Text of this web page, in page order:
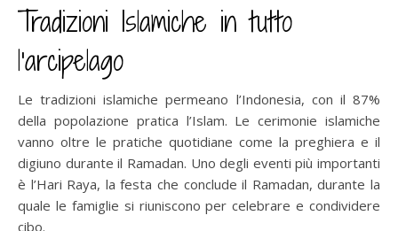
Tradizioni Islamiche in tutto
l’arcipelago
Le tradizioni islamiche permeano l’Indonesia, con il 87%
della popolazione pratica l’Islam. Le cerimonie islamiche
vanno oltre le pratiche quotidiane come la preghiera e il
digiuno durante il Ramadan. Uno degli eventi più importanti
è l’Hari Raya, la festa che conclude il Ramadan, durante la
quale le famiglie si riuniscono per celebrare e condividere
cibo.